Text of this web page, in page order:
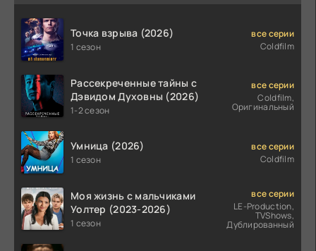
Точка взрыва (2026)
1 сезон
все серии
Coldfilm
Рассекреченные тайны с
Дэвидом Духовны (2026)
1-2 сезон
все серии
Coldfilm,
Оригинальный
Умница (2026)
1 сезон
все серии
Coldfilm
Моя жизнь с мальчиками
Уолтер (2023-2026)
1 сезон
все серии
LE-Production,
TVShows,
Дублированный